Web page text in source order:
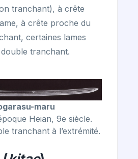
tranchant), à crête
à crête proche du
certaines lames
tranchant.
maru
Heian, 9e siècle.
tranchant à l’extrémité.